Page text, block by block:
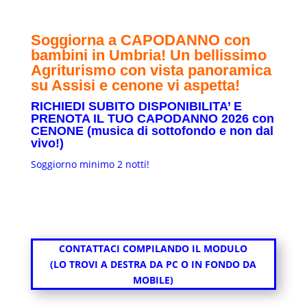
Soggiorna a CAPODANNO con
bambini in Umbria! Un bellissimo
Agriturismo con vista panoramica
su Assisi e cenone vi aspetta!
RICHIEDI SUBITO DISPONIBILITA’ E
PRENOTA IL TUO CAPODANNO 2026 con
CENONE (musica di sottofondo e non dal
vivo!)
Soggiorno minimo 2 notti!
CONTATTACI COMPILANDO IL MODULO
(LO TROVI A DESTRA DA PC O IN FONDO DA
MOBILE)